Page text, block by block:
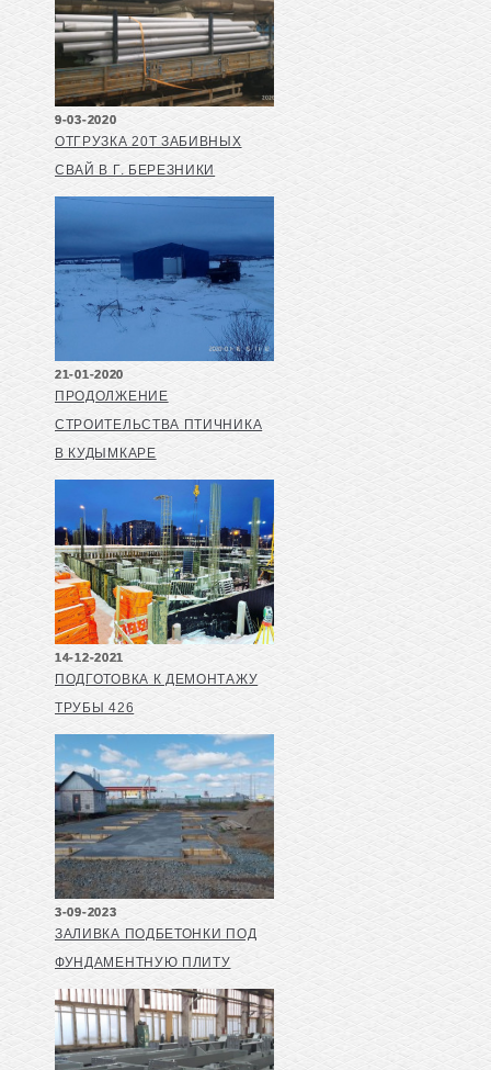
9-03-2020
ОТГРУЗКА 20Т ЗАБИВНЫХ
СВАЙ В Г. БЕРЕЗНИКИ
21-01-2020
ПРОДОЛЖЕНИЕ
СТРОИТЕЛЬСТВА ПТИЧНИКА
В КУДЫМКАРЕ
14-12-2021
ПОДГОТОВКА К ДЕМОНТАЖУ
ТРУБЫ 426
3-09-2023
ЗАЛИВКА ПОДБЕТОНКИ ПОД
ФУНДАМЕНТНУЮ ПЛИТУ